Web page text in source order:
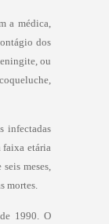
a médica,
dos
ou
infectadas
faixa etária
meses,
mortes.
1990. O